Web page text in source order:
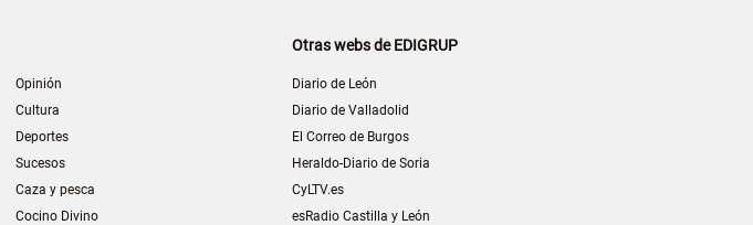
Opinión
Cultura
Deportes
Sucesos
Caza y pesca
Cocino Divino
Otras webs de EDIGRUP
Diario de León
Diario de Valladolid
El Correo de Burgos
Heraldo-Diario de Soria
CyLTV.es
esRadio Castilla y León